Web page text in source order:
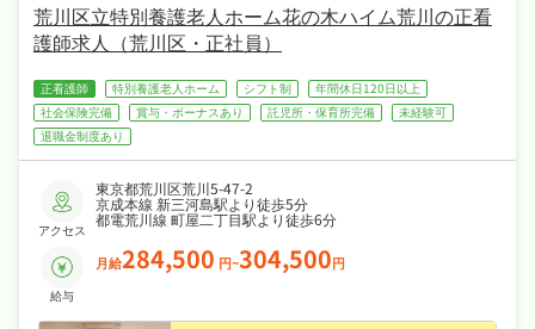
荒川区立特別養護老人ホーム花の木ハイム荒川の正看
護師求人（荒川区・正社員）
正看護師 特別養護老人ホーム シフト制
年間休日120日以上
社会保険完備
賞与・ボーナスあり 託児所・保育所完備
未経験可
退職金制度あり
アクセス
東京都荒川区荒川5-47-2
京成本線 新三河島駅より徒歩5分
都電荒川線 町屋二丁目駅より徒歩6分
給与
月給284,500 円~304,500円